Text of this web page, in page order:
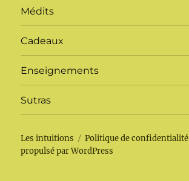
Médits
Cadeaux
Enseignements
Sutras
Les intuitions Politique de confidentialité
propulsé par WordPress